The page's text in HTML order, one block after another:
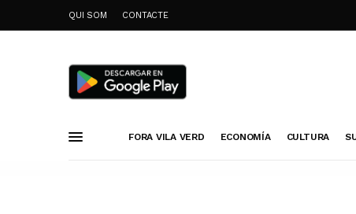
QUI SOM CONTACTE
FORA VILA VERD ECONOMÍA CULTURA